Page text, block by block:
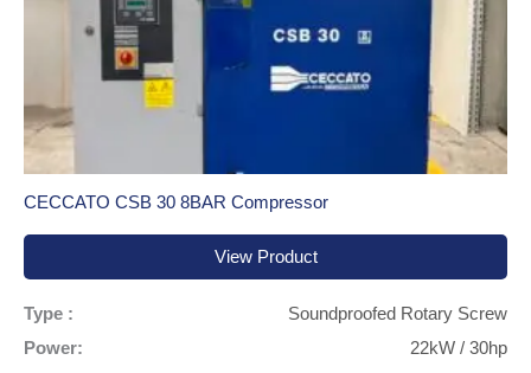
CECCATO CSB 30 8BAR Compressor
View Product
Type :
Soundproofed Rotary Screw
Power:
22kW / 30hp